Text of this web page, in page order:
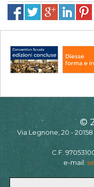
©
Via Legnone, 20 -
C.F.
e-mail: